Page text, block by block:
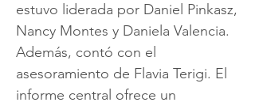
estuvo liderada por Daniel Pinkasz,
Nancy Montes y Daniela Valencia.
Además, contó con el
asesoramiento de Flavia Terigi. El
informe central ofrece un